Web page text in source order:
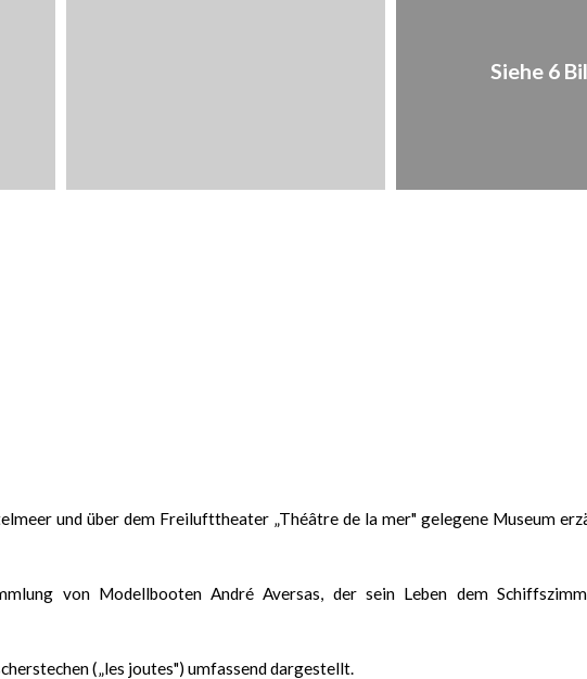
Siehe 6
und über dem Freilufttheater „Théâtre de la mer" gelegene Museum
von Modellbooten André Aversas, der sein Leben dem
(„les joutes") umfassend dargestellt.